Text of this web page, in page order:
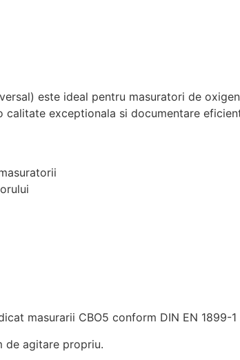
este ideal pentru masuratori de
calitate exceptionala si documentare
masurarii CBO5 conform DIN EN 1899-
de agitare propriu.